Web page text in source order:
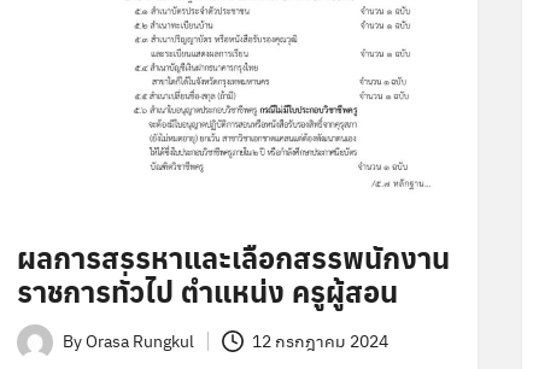
ผลการสรรหาและเลือกสรรพนักงาน
ราชการทั่วไป ตำแหน่ง ครูผู้สอน
Posted
ByOrasa Rungkul 12 กรกฎาคม 2024